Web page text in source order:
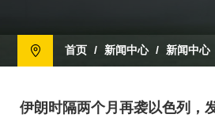
首页 / 新闻中心 / 新闻中心
伊朗时隔两个月再袭以色列，